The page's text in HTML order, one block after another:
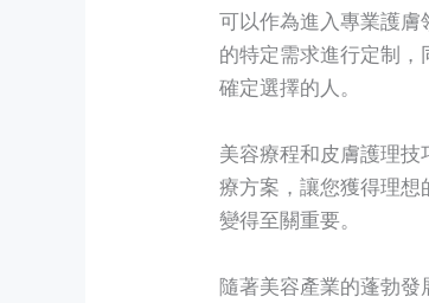
可以作為進入專業護
的特定需求進行定制
確定選擇的人。
美容療程和皮膚護理
療方案，讓您獲得理
變得至關重要。
隨著美容產業的蓬勃